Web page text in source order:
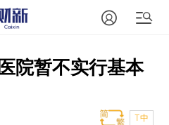
院暂不实行基本
T中